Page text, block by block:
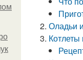
Оладьи
Котлеты